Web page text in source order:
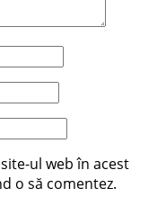
ul web în acest
o să comentez.